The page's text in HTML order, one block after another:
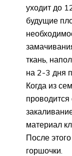
уходит до
будущие
ткань,
на 2-3 дня
Когда из
материал
После
горшочки.